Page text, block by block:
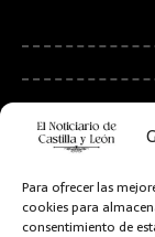
Para ofrecer las
cookies para
consentimiento de
Come Sano y
Educación y